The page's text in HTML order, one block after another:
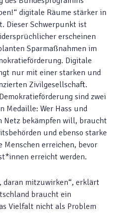
digitale Räume stärker in
Dieser Schwerpunkt ist
erscheinen
Sparmaßnahmen im
Digitale
nur mit einer starken und
Zivilgesellschaft.
sind zwei
Medaille: Wer Hass und
Netz bekämpfen will, braucht
und ebenso starke
Menschen erreichen, bevor
erreicht werden.
daran mitzuwirken“, erklärt
braucht ein
Vielfalt nicht als Problem